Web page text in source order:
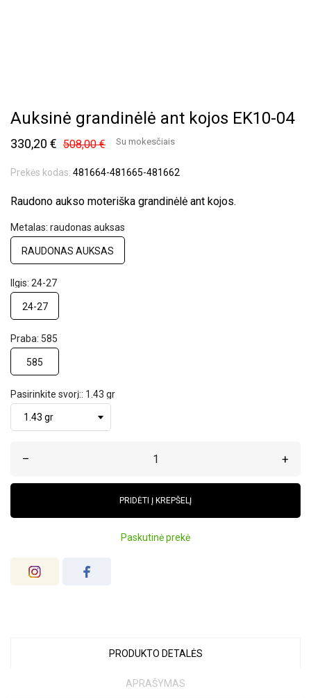
Auksinė grandinėlė ant kojos EK10-04
330,20 € 508,00 € Su mokesčiais
Prekės kodas: 481664-481665-481662
Raudono aukso moteriška grandinėlė ant kojos.
Metalas: raudonas auksas
RAUDONAS AUKSAS
Ilgis: 24-27
24-27
Praba: 585
585
Pasirinkite svorį:: 1.43 gr
– +
PRIDĖTI Į KREPŠELĮ
Paskutinė prekė
PRODUKTO DETALĖS
APRAŠYMAS